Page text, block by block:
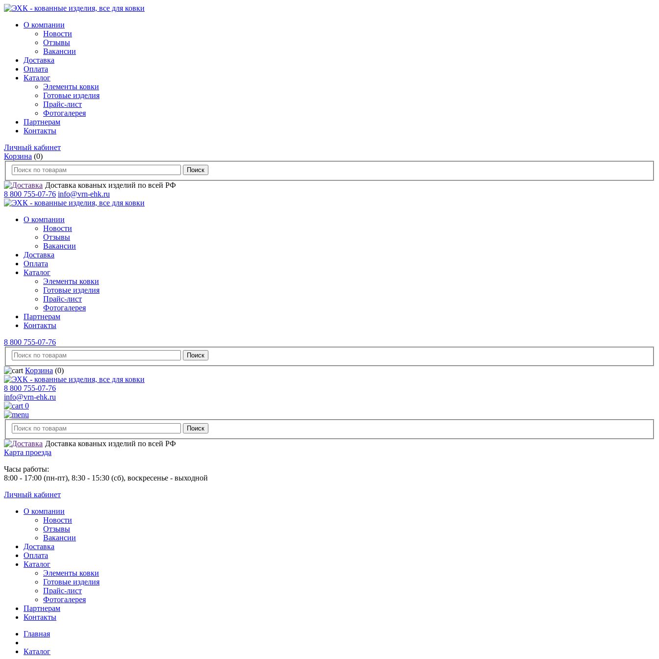
О компании
Новости
Отзывы
Вакансии
Доставка
Оплата
Каталог
Элементы ковки
Готовые изделия
Прайс-лист
Фотогалерея
Партнерам
Контакты
Личный кабинет
Корзина (0)
Доставка кованых изделий по всей РФ
8 800 755-07-76 info@vrn-ehk.ru
О компании
Новости
Отзывы
Вакансии
Доставка
Оплата
Каталог
Элементы ковки
Готовые изделия
Прайс-лист
Фотогалерея
Партнерам
Контакты
8 800 755-07-76
Корзина (0)
8 800 755-07-76
info@vrn-ehk.ru
0
Доставка кованых изделий по всей РФ
Карта проезда
Часы работы:
8:00 - 17:00 (пн-пт), 8:30 - 15:30 (сб), воскресенье - выходной
Личный кабинет
О компании
Новости
Отзывы
Вакансии
Доставка
Оплата
Каталог
Элементы ковки
Готовые изделия
Прайс-лист
Фотогалерея
Партнерам
Контакты
Главная
Каталог